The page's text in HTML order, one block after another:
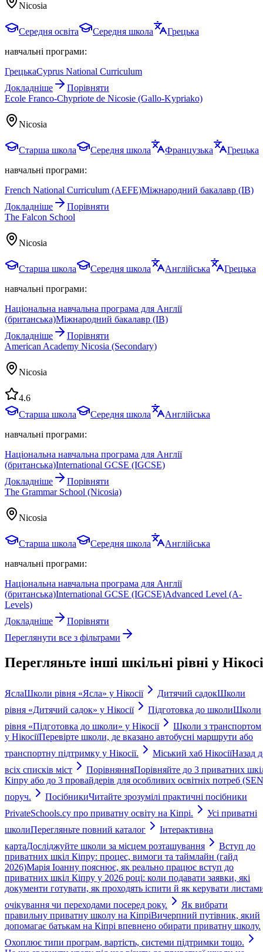
Nicosia
Середня освіта Середня школа
Грецька
навчальні програми:
ГрецькаCyprus National Curriculum
Докладніше
Порівняти
Ecole Franco-Chypriote de Nicosie (Gallo-Kypriako)
Nicosia
Старша школа Середня школа Французька
Грецька
навчальні програми:
French National Curriculum (AEFE)Міжнародний бакалавр (IB)
Докладніше
Порівняти
The Falcon School
Nicosia
Старша школа Середня школа Англійська
Грецька
навчальні програми:
Національна навчальна програма для Англії
(британська)Міжнародний бакалавр (IB)
Докладніше
Порівняти
American Academy Nicosia (Secondary)
Nicosia
4.6
Старша школа
Середня школа
Англійська
навчальні програми:
Національна навчальна програма для Англії
(британська)International GCSE (IGCSE)
Докладніше
Порівняти
The Grammar School (Nicosia)
Nicosia
Старша школа Середня школа
Англійська
навчальні програми:
Національна навчальна програма для Англії
(британська)International GCSE (IGCSE)Advanced Level (A-
Levels)
Докладніше
Порівняти
Переглянути все з фільтрами
Перегляньте інші шкільні рівні у
ЯслаШколи рівня «Ясла» у Нікосії Дитячий садокШколи
рівня «Дитячий садок» у Нікосії
Підготовка до школиШколи
рівня «Підготовка до школи» у Нікосії
Школи з транспортом
у НікосіїПеревірте школи, де вказано автобусні маршрути або
транспортну підтримку у Нікосії.
Міський хаб НікосіїНазад
всіх списків міст
ПорівнянняПорівняйте до 3 приватних
Кіпру або до 3 провайдерів для особливих освітніх потреб
поруч.
ПосібникиЧитайте зрозумілі практичні посібники
PrivateSchools.cy про приватну освіту на Кіпрі.
Усі приватні
школиПерегляньте повний каталог
Інтерактивна
картаДосліджуйте школи за місцем розташування
Вступ до
приватних шкіл Кіпру: процес, вимоги та таймлайн (гайд
2026)Марія Іоанну пояснює, як реально працює вступ до
приватних шкіл Кіпру у 2026 році: коли подавати заявки, які
документи готувати, як проходять іспити й як керувати
очікування чи переходами посеред року.
Як вибрати
правильну приватну школу на КіпріВичерпний путівник, який
допомагає батькам на Кіпрі впевнено обирати приватну школу.
Охоплює типи програм, вартість, системи підтримки тощо.